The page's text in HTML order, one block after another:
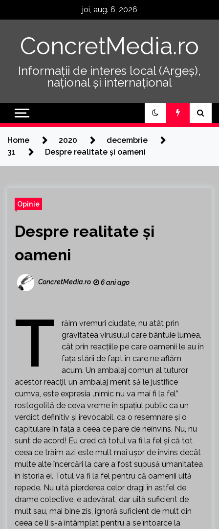
joi, aug. 6, 2026
ConcretMedia.ro
Informații de interes local (Argeș),
național și internațional
Home 2020
decembrie
31
Despre realitate și oameni
Opinie
Despre realitate și
oameni
ConcretMedia.ro 6 ani ago
T
răim vremuri ciudate, nu atât prin
gravitatea virusului care bântuie lumea,
cât prin reacțiile pe care oamenii le au în
fața stării de fapt în care ne aflăm
acum. Un ambalaj comun al tuturor
acestor reacții, un ambalaj menit să le justifice
cumva, este expresia „nimic nu va mai fi la fel”
rostogolită de ceva vreme în spațiul public ca un
verdict definitiv și irevocabil, ca o resemnare și o
capitulare în fața a ceea ce pare de neînvins. Nu, nu
sunt de acord! Eu cred că totul va fi la fel și că tot
ceea ce trăim azi este mult mai ușor de învins decât
multe alte încercări la care a fost supusă umanitatea
în istoria ei. Totul va fi la fel pentru că oamenii uită
repede. Nu uită pierderea celor dragi în astfel de
drame colective, e adevărat, dar uită suficient de
mult sau, mai bine zis, ignoră suficient de mult din
ceea ce li s-a întâmplat pentru a se întoarce la